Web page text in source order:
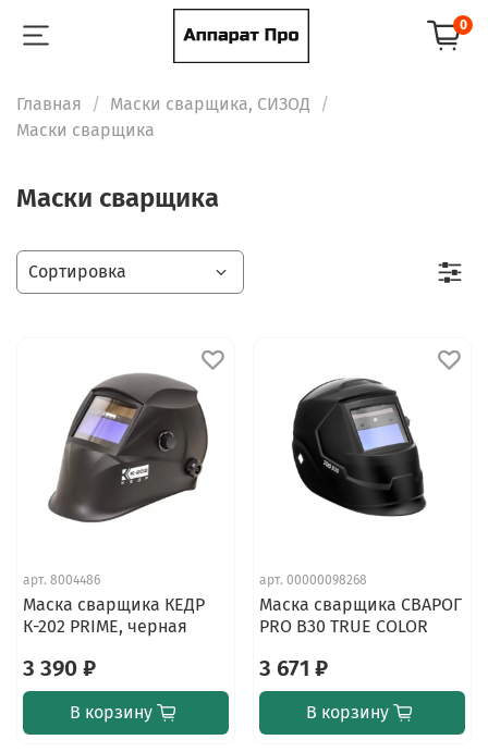
0
Главная
Маски сварщика, СИЗОД
Маски сварщика
Маски сварщика
арт. 8004486
Маска сварщика КЕДР
К-202 PRIME, черная
3 390 ₽
В корзину
арт. 00000098268
Маска сварщика СВАРОГ
PRO В30 TRUE COLOR
3 671 ₽
В корзину